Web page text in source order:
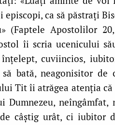
episcopi, ca să păstrați
(Faptele Apostolilor
îi scria ucenicului
înțelept, cuviincios,
să bată, neagonisitor
Tit îi atrăgea atenția că
Dumnezeu,
câștig urât, ci iubitor